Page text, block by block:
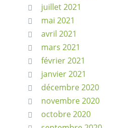
juillet 2021
mai 2021
avril 2021
mars 2021
février 2021
janvier 2021
décembre 2020
novembre 2020
octobre 2020